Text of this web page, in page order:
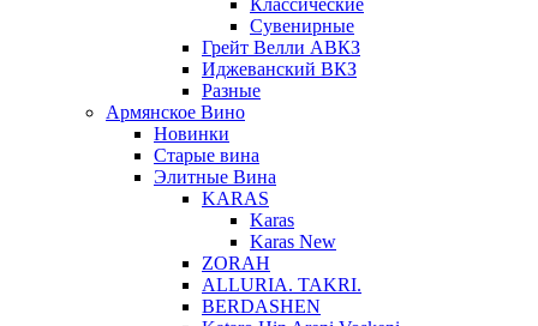
Классические
Сувенирные
Грейт Велли АВКЗ
Иджеванский ВКЗ
Разные
Армянское Вино
Новинки
Старые вина
Элитные Вина
KARAS
Karas
Karas New
ZORAH
ALLURIA. TAKRI.
BERDASHEN